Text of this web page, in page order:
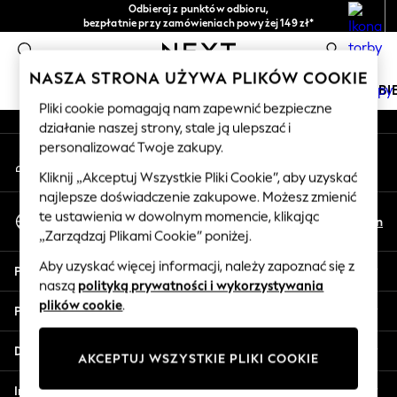
Odbieraj z punktów odbioru,
bezpłatnie przy zamówieniach powyżej 149 zł*
Łatwe zwroty*
0
HOLIDAY SHOP
Women's Holiday Shop
All Swimwear
All Beachwear
Bags & Accessories
Beach Dresses & Kaftans
Dresses
Flip Flops
Sliders
Jumpsuits & Playsuits
Sandals
Shorts
An error occurred on client
Nasze media społecznościowe
Moje konto
Zaloguj się na swoje konto
Wybierz Język
Polski
En
Pomoc
Prywatność i zasady prawne
Działy
Inne usługi
NASZA STRONA UŻYWA PLIKÓW COOKIE
Pliki cookie pomagają nam zapewnić bezpieczne
działanie naszej strony, stale ją ulepszać i
personalizować Twoje zakupy.
Kliknij „Akceptuj Wszystkie Pliki Cookie”, aby uzyskać
najlepsze doświadczenie zakupowe. Możesz zmienić
te ustawienia w dowolnym momencie, klikając
„Zarządzaj Plikami Cookie” poniżej.
Aby uzyskać więcej informacji, należy zapoznać się z
naszą polityką prywatności i wykorzystywania
plików cookie.
AKCEPTUJ WSZYSTKIE PLIKI COOKIE